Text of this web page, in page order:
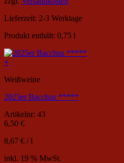
Lieferzeit: 2-3 Werktage
Produkt enthält: 0,75 l
+
Weißweine
2025er Bacchus *****
Artikelnr: 43
6,50 €
8,67 € /l
inkl. 19 % MwSt.